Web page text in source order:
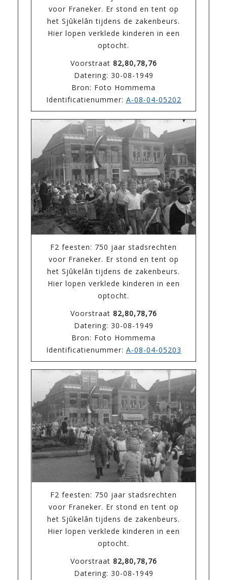
voor Franeker. Er stond en tent op
het Sjûkelân tijdens de zakenbeurs.
Hier lopen verklede kinderen in een
optocht.
Voorstraat 82,80,78,76
Datering: 30-08-1949
Bron: Foto Hommema
Identificatienummer: A-08-04-05202
F2 feesten: 750 jaar stadsrechten
voor Franeker. Er stond en tent op
het Sjûkelân tijdens de zakenbeurs.
Hier lopen verklede kinderen in een
optocht.
Voorstraat 82,80,78,76
Datering: 30-08-1949
Bron: Foto Hommema
Identificatienummer: A-08-04-05203
F2 feesten: 750 jaar stadsrechten
voor Franeker. Er stond en tent op
het Sjûkelân tijdens de zakenbeurs.
Hier lopen verklede kinderen in een
optocht.
Voorstraat 82,80,78,76
Datering: 30-08-1949